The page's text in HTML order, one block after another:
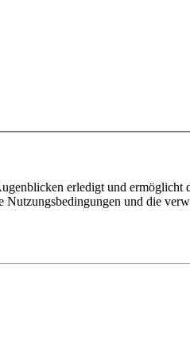
erledigt und
und die